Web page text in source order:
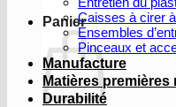
PanierCaisses à cirer
Ensembles
Pinceaux et
Manufacture
Matières premières
Durabilité